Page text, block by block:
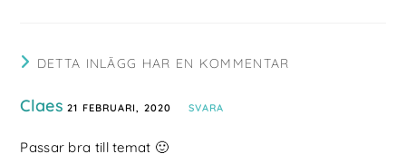
DETTA INLÄGG HAR EN KOMMENTAR
Claes 21 FEBRUARI, 2020 SVARA
Passar bra till temat 🙂